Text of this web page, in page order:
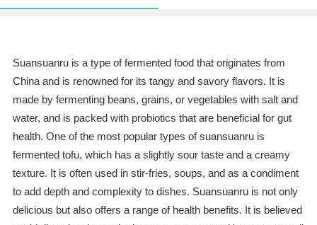
Suansuanru is a type of fermented food that originates from
China and is renowned for its tangy and savory flavors. It is
made by fermenting beans, grains, or vegetables with salt and
water, and is packed with probiotics that are beneficial for gut
health. One of the most popular types of suansuanru is
fermented tofu, which has a slightly sour taste and a creamy
texture. It is often used in stir-fries, soups, and as a condiment
to add depth and complexity to dishes. Suansuanru is not only
delicious but also offers a range of health benefits. It is believed